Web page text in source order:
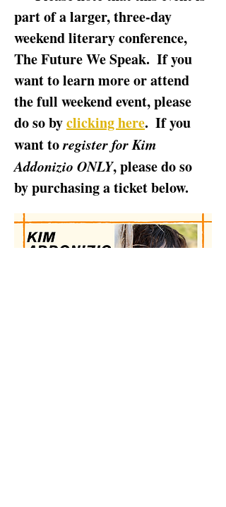
part of a larger, three-day
weekend literary conference,
The Future We Speak.  If you
want to learn more or attend
the full weekend event, please
do so by clicking here.  If you
want to register for Kim
Addonizio ONLY, please do so
by purchasing a ticket below.